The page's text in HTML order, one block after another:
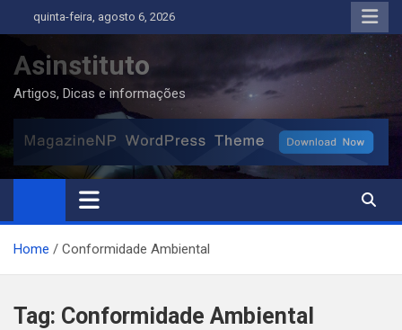
to
content
quinta-feira, agosto 6, 2026
Asinstituto
Artigos, Dicas e informações
Home Conformidade Ambiental
Tag: Conformidade Ambiental